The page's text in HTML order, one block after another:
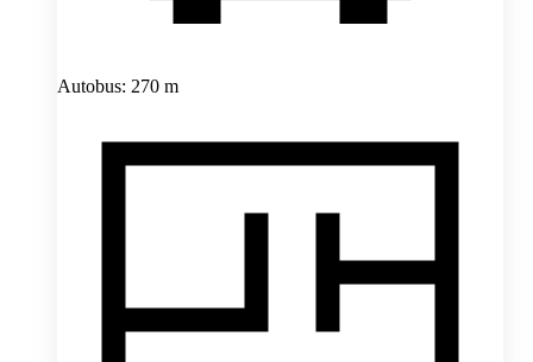
Autobus: 270 m